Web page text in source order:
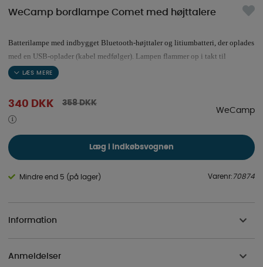
WeCamp bordlampe Comet med højttalere
Batterilampe med indbygget Bluetooth-højttaler og litiumbatteri, der oplades
med en USB-oplader (kabel medfølger). Lampen flammer op i takt til
musikken. Batteriets levetid (2-5 timer) afhænger af lydstyrken. Til inden- og
358DKK
340 DKK
WeCamp
Læg i indkøbsvognen
Mindre end 5 (på lager) Varenr: 70874
Information
Anmeldelser